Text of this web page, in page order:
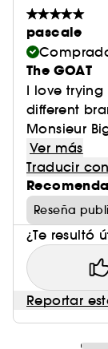
pascale
The GOAT
I love
different
Monsieur
Ver más
Traducir
Reseña
¿Te resultó
Reportar